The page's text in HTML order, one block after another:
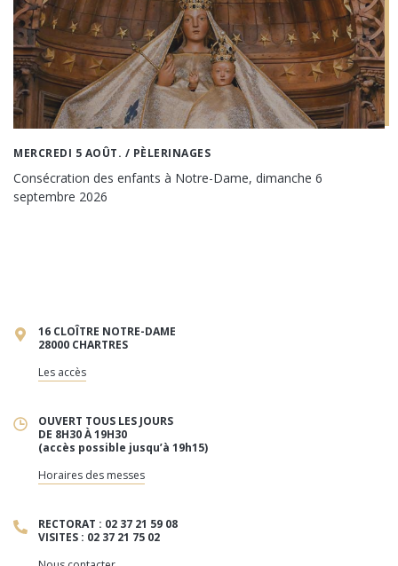
MERCREDI 5 AOÛT. / PÈLERINAGES
Consécration des enfants à Notre-Dame, dimanche 6
septembre 2026
16 CLOÎTRE NOTRE-DAME
28000 CHARTRES
Les accès
OUVERT TOUS LES JOURS
DE 8H30 À 19H30
(accès possible jusqu’à 19h15)
Horaires des messes
RECTORAT : 02 37 21 59 08
VISITES : 02 37 21 75 02